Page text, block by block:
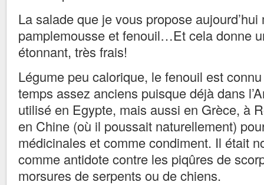
La salade que je vous propose aujourd’hui
pamplemousse et fenouil…Et cela donne
étonnant, très frais!
Légume peu calorique, le fenouil est
temps assez anciens puisque déjà dans
utilisé en Egypte, mais aussi en Grèce, à
en Chine (où il poussait naturellement)
médicinales et comme condiment. Il était
comme antidote contre les piqûres de
morsures de serpents ou de chiens.